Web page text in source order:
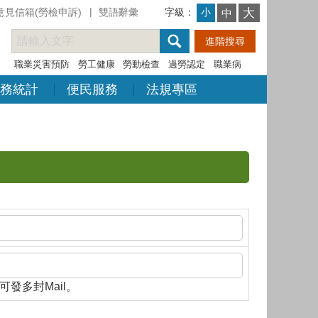
見信箱(勞檢申訴) 雙語辭彙 字級： 小 中 大
職業災害預防 勞工健康 勞動檢查 過勞認定 職業病
統計 便民服務 法規專區
發多封Mail。